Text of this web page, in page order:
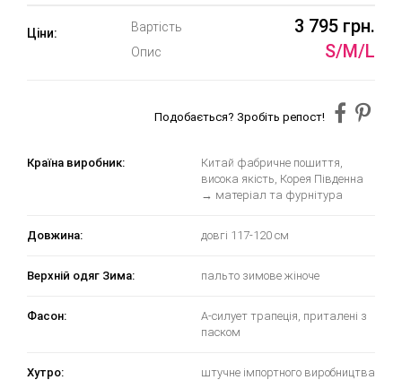
Ціни: Вартість 3 795 грн.
Опис S/M/L
Подобається? Зробіть репост!
Країна виробник:
Китай фабричне пошиття,
висока якість, Корея Південна
→ матеріал та фурнітура
Довжина: довгі 117-120 см
Верхній одяг Зима: пальто зимове жіноче
Фасон:
А-силует трапеція, приталені з
паском
Хутро:
штучне імпортного виробництва